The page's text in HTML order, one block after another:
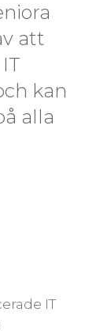
att
kan
alla
IT